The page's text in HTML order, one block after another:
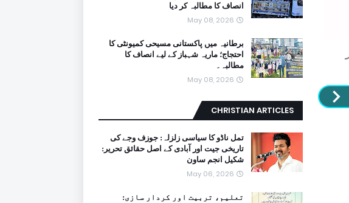
انصاف کا مطالبہ کر دیا
May 08, 2026
برطانیہ میں پاکستانی مسیحی کمیونٹی کا
احتجاج؛ ماریہ شہباز کے لیے انصاف کا
مطالبہ۔
May 08, 2026
CHRISTIAN ARTICLES
تمل ناڈو کا سیاسی زلزلہ: جوزف وجے کی
تاریخی جیت اور آبادی کے اصل حقائق تحریر:
شکیل انجم ساون
May 06, 2026
تعلیم، تربیت اور کردار سازی: